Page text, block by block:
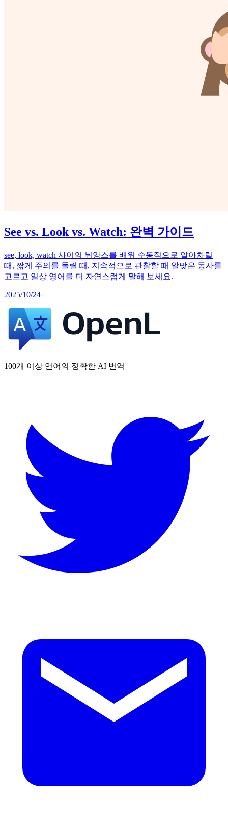
See vs. Look vs. Watch: 완벽 가이드
see, look, watch 사이의 뉘앙스를 배워 수동적으로 알아차릴
때, 짧게 주의를 돌릴 때, 지속적으로 관찰할 때 알맞은 동사를
고르고 일상 영어를 더 자연스럽게 말해 보세요.
2025/10/24
100개 이상 언어의 정확한 AI 번역